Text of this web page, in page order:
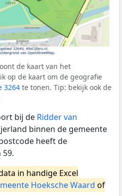
de kaart van het
op de kaart om de geografie
3264 te tonen. Tip: bekijk ook de
bij de Ridder van
binnen de gemeente
heeft de
in handige Excel
Hoeksche Waard of